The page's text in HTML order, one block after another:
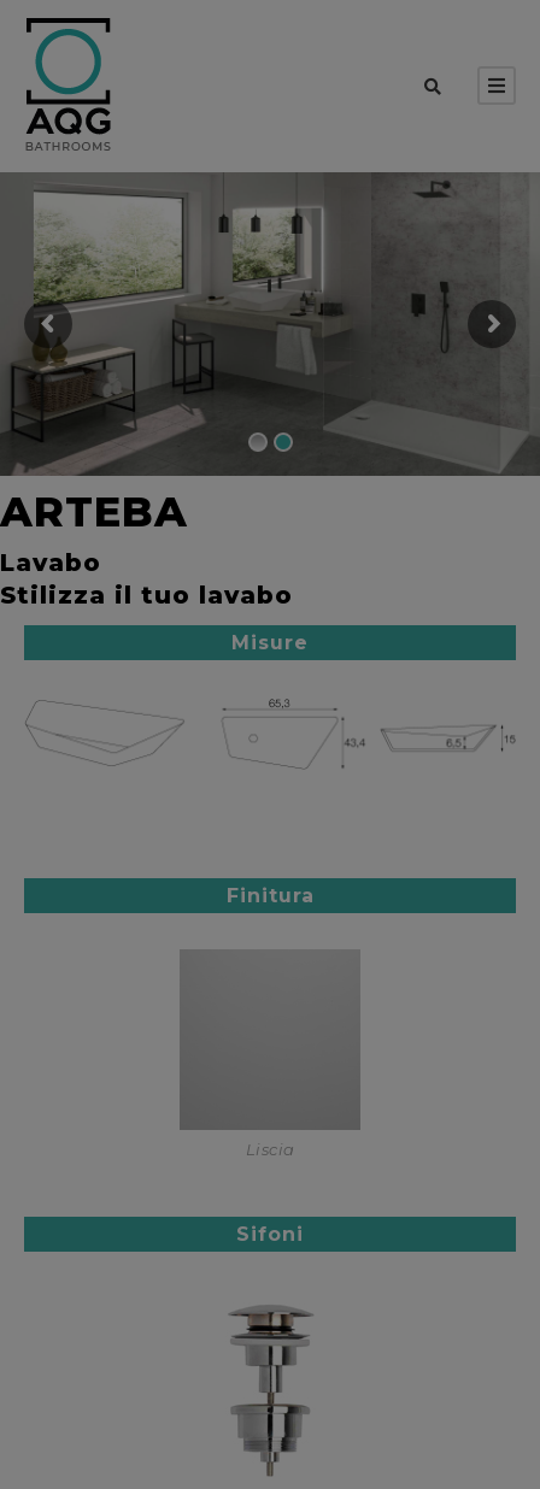
ARTEBA
Lavabo
Stilizza il tuo lavabo
Misure
Finitura
Liscia
Sifoni